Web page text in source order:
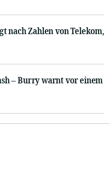
nach Zahlen von Telekom,
– Burry warnt vor einem